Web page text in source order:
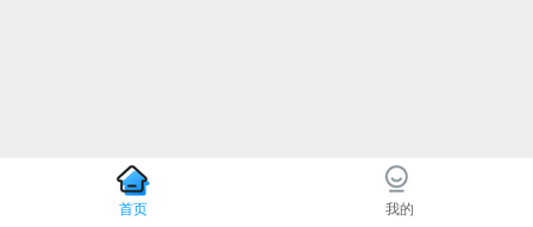
首页 我的